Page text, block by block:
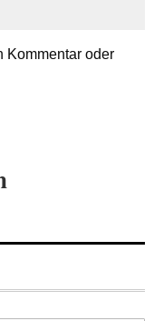
Kommentar oder